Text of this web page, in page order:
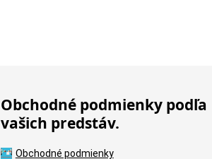
Obchodné podmienky podľa
vašich predstáv.
Obchodné podmienky